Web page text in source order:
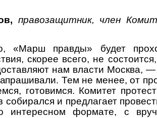
правозащитник, член
«Марш правды» будет
скорее всего, не
нам власти Москва,
Тем не менее, от
готовимся. Комитет
собирался и предлагает
интересном формате, с